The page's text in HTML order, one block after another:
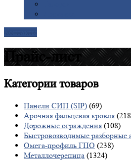
Прайс-лист
Категориитоваров
Панели СИП (SIP) (69)
Арочная фальцевая кровля
Дорожные ограждения (108)
Быстровозводимые разборные
Омега-профиль ГПО (238)
Металлочерепица (1324)